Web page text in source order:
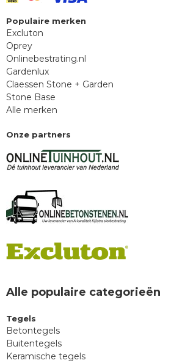
Populaire merken
Excluton
Oprey
Onlinebestrating.nl
Gardenlux
Claessen Stone + Garden
Stone Base
Alle merken
Onze partners
Alle populaire categorieën
Tegels
Betontegels
Buitentegels
Keramische tegels